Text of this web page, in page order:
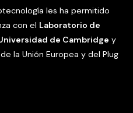
les ha permitido
con el Laboratorio de
de Cambridge y
la Unión Europea y del Plug